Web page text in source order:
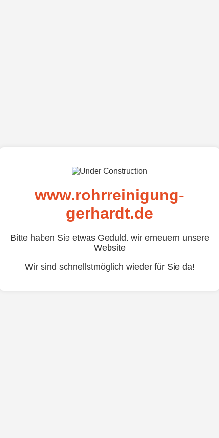
www.rohrreinigung-
gerhardt.de
Bitte haben Sie etwas Geduld, wir erneuern unsere
Website
Wir sind schnellstmöglich wieder für Sie da!